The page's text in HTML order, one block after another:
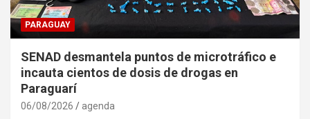
PARAGUAY
SENAD desmantela puntos de microtráfico e
incauta cientos de dosis de drogas en
Paraguarí
06/08/2026 agenda